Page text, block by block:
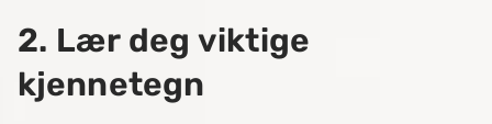
2. Lær deg viktige
kjennetegn